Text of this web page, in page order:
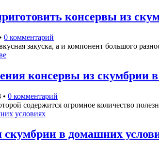
консервы из
• 0 комментарий
закуска, а и компонент большого
консервы из скумбрии
• 0 комментарий
содержится огромное количество
в домашних